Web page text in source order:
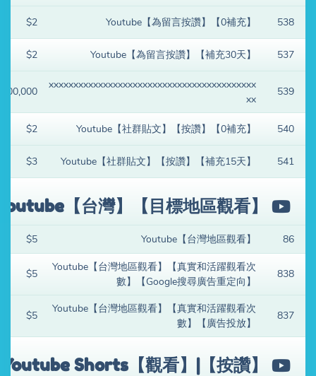
538
Youtube【為留言按讚】【0補充】
$2
537
Youtube【為留言按讚】【補充30天】
$2
539
xxxxxxxxxxxxxxxxxxxxxxxxxxxxxxxxxxxxxxxxxx
xx
540
Youtube【社群貼文】【按讚】【0補充】
$2
541
Youtube【社群貼文】【按讚】【補充15天】
$3
【台灣】【目標地區觀看】
86
Youtube【台灣地區觀看】
$5
838
Youtube【台灣地區觀看】【真實和活躍觀看次
數】【Google搜尋廣告重定向】
$5
837
Youtube【台灣地區觀看】【真實和活躍觀看次
數】【廣告投放】
$5
Youtube Shorts【觀看】|【按讚】